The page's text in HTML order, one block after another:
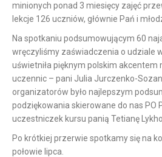
minionych ponad 3 miesięcy zajęć
lekcje 126 uczniów, głównie Pań i
Na spotkaniu podsumowującym 60
wręczyliśmy zaświadczenia o udziale
uświetniła pięknym polskim akcentem
uczennic – pani Julia Jurczenko-
organizatorów było najlepszym
podziękowania skierowane do nas PO
uczestniczek kursu panią Tetianę
Po krótkiej przerwie spotkamy się na
połowie lipca.